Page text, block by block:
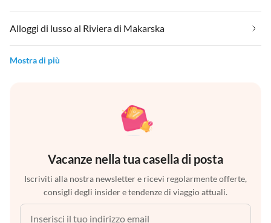
Alloggi di lusso al Riviera di Makarska
Mostra di più
Vacanze nella tua casella di posta
Iscriviti alla nostra newsletter e ricevi regolarmente offerte,
consigli degli insider e tendenze di viaggio attuali.